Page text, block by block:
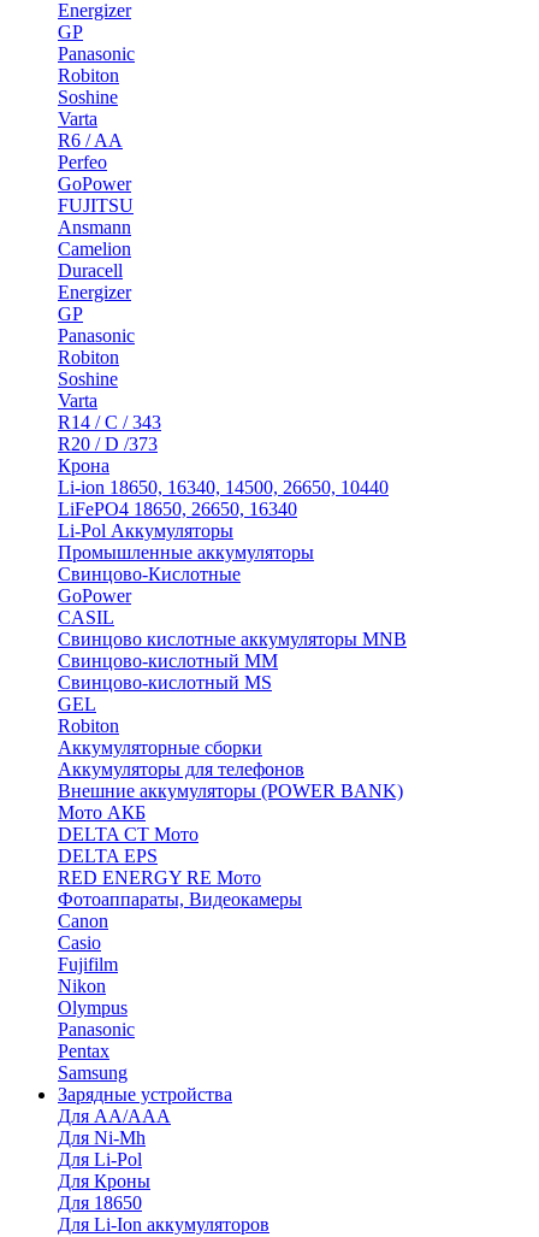
Energizer
GP
Panasonic
Robiton
Soshine
Varta
R6 / AA
Perfeo
GoPower
FUJITSU
Ansmann
Camelion
Duracell
Energizer
GP
Panasonic
Robiton
Soshine
Varta
R14 / C / 343
R20 / D /373
Крона
Li-ion 18650, 16340, 14500, 26650, 10440
LiFePO4 18650, 26650, 16340
Li-Pol Аккумуляторы
Промышленные аккумуляторы
Свинцово-Кислотные
GoPower
CASIL
Свинцово кислотные аккумуляторы MNB
Cвинцово-кислотный MM
Cвинцово-кислотный MS
GEL
Robiton
Аккумуляторные сборки
Аккумуляторы для телефонов
Внешние аккумуляторы (POWER BANK)
Мото АКБ
DELTA CT Мото
DELTA EPS
RED ENERGY RE Мото
Фотоаппараты, Видеокамеры
Canon
Casio
Fujifilm
Nikon
Olympus
Panasonic
Pentax
Samsung
Зарядные устройства
Для AA/AAA
Для Ni-Mh
Для Li-Pol
Для Кроны
Для 18650
Для Li-Ion аккумуляторов